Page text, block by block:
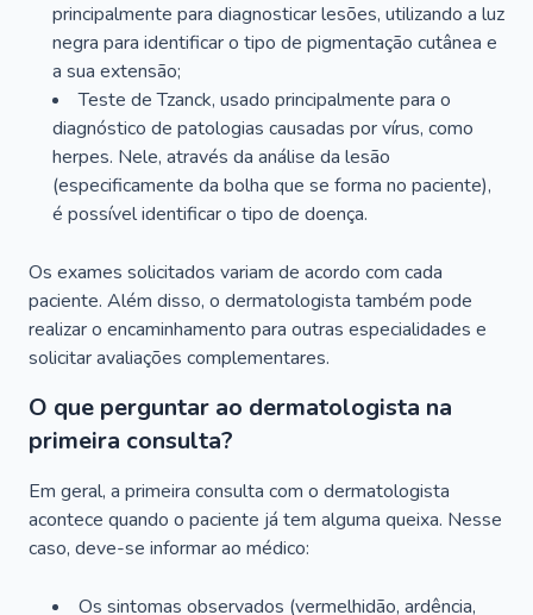
principalmente para diagnosticar lesões, utilizando a luz
negra para identificar o tipo de pigmentação cutânea e
a sua extensão;
Teste de Tzanck, usado principalmente para o
diagnóstico de patologias causadas por vírus, como
herpes. Nele, através da análise da lesão
(especificamente da bolha que se forma no paciente),
é possível identificar o tipo de doença.
Os exames solicitados variam de acordo com cada
paciente. Além disso, o dermatologista também pode
realizar o encaminhamento para outras especialidades e
solicitar avaliações complementares.
O que perguntar ao dermatologista na
primeira consulta?
Em geral, a primeira consulta com o dermatologista
acontece quando o paciente já tem alguma queixa. Nesse
caso, deve-se informar ao médico:
Os sintomas observados (vermelhidão, ardência,